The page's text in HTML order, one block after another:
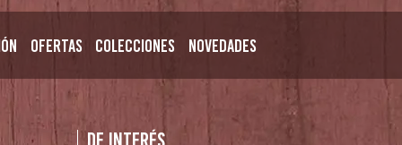
Ofertas Colecciones Novedades